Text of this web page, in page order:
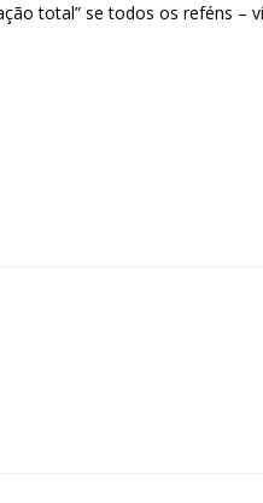
total” se todos os reféns –